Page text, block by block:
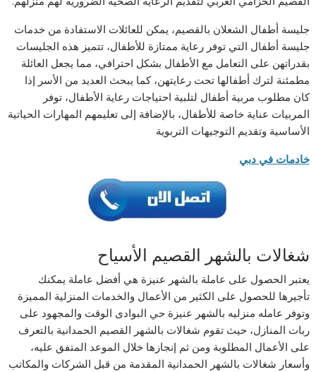
جليسة أطفال الشعلان بالقصيم، يمكن للعائلات الاستفادة من خدمات
جليسة أطفال التي توفر رعاية ممتازة للأطفال، تتميز هذه الجليسات
بقدراتهن على التعامل مع الأطفال بشكل احترافي، مما يجعل العائلة
مطمئنة لترك أطفالها تحت رعايتهن، كما يبحث العديد من الأسر إذا
كان مطلوب مربية أطفال لتلبية احتياجات رعاية الأطفال، توفر
المربيات عناية خاصة للأطفال، بالإضافة إلى تعليمهم المهارات الحياتية
الأساسية وتقديم التوجيهات التربوية
خادمات في دبي
شغالات بالشهر القصيم الأسياح
يعتبر الحصول على عاملة بالشهر عنيزة هي أفضل عاملة يمكنك
تأجيرها للحصول على الكثير من الأعمال والخدمات المنزلية المميزة
وتوفر عامله منزليه بالشهر عنيزة حي البوادى الوقت والمجهود على
ربات المنازل، حيث تقوم شغالات بالشهر القصيم الحمدانية بالتعرف
على الأعمال المطلوبة ومن ثم إنجازها خلال الموعد المتفق عليه،
وأسعار شغالات بالشهر الحمدانية المقدمة من قبل الشركات والمكاتب